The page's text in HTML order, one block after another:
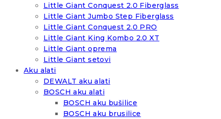
Little Giant Conquest 2.0 Fiberglass
Little Giant Jumbo Step Fiberglass
Little Giant Conquest 2.0 PRO
Little Giant King Kombo 2.0 XT
Little Giant oprema
Little Giant setovi
Aku alati
DEWALT aku alati
BOSCH aku alati
BOSCH aku bušilice
BOSCH aku brusilice